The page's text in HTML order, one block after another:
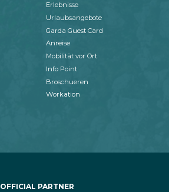
Erlebnisse
Urlaubsangebote
Garda Guest Card
Anreise
Mobilität vor Ort
Info Point
Broschueren
Workation
OFFICIAL PARTNER